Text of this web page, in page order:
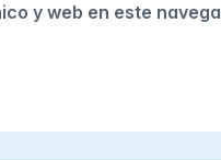
y web en este